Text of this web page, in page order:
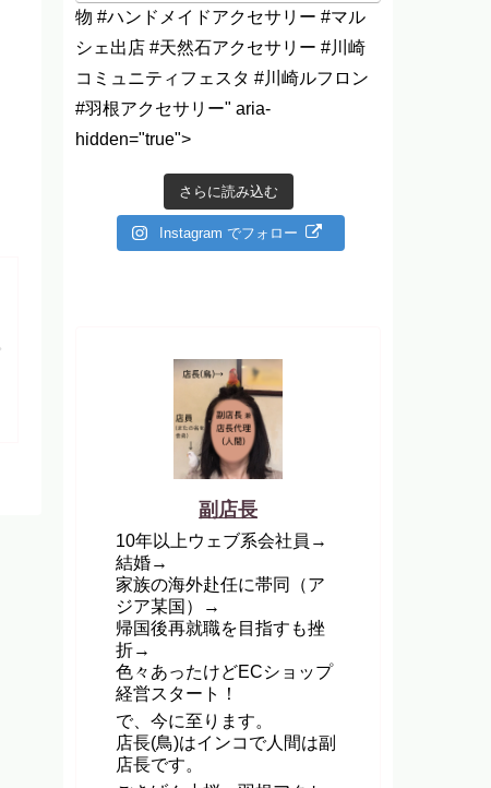
物 #ハンドメイドアクセサリー #マル
シェ出店 #天然石アクセサリー #川崎
コミュニティフェスタ #川崎ルフロン
#羽根アクセサリー" aria-
hidden="true">
さらに読み込む
Instagram でフォロー
副店長
10年以上ウェブ系会社員→
結婚→
家族の海外赴任に帯同（ア
ジア某国）→
帰国後再就職を目指すも挫
折→
色々あったけどECショップ
経営スタート！
で、今に至ります。
店長(鳥)はインコで人間は副
店長です。